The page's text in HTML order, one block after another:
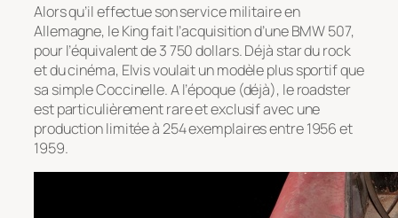
Alors qu’il effectue son service militaire en
Allemagne, le King fait l’acquisition d’une BMW 507,
pour l’équivalent de 3 750 dollars. Déjà star du rock
et du cinéma, Elvis voulait un modèle plus sportif que
sa simple Coccinelle. A l’époque (déjà), le roadster
est particulièrement rare et exclusif avec une
production limitée à 254 exemplaires entre 1956 et
1959.